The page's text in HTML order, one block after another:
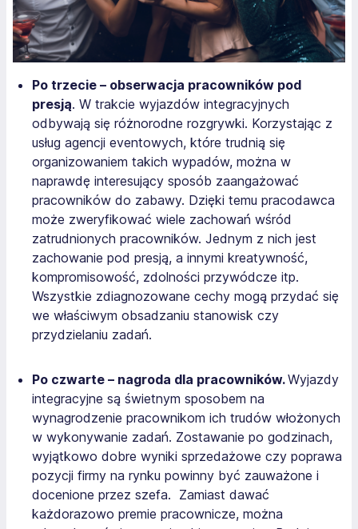
Po trzecie – obserwacja pracowników pod
presją. W trakcie wyjazdów integracyjnych
odbywają się różnorodne rozgrywki. Korzystając z
usług agencji eventowych, które trudnią się
organizowaniem takich wypadów, można w
naprawdę interesujący sposób zaangażować
pracowników do zabawy. Dzięki temu pracodawca
może zweryfikować wiele zachowań wśród
zatrudnionych pracowników. Jednym z nich jest
zachowanie pod presją, a innymi kreatywność,
kompromisowość, zdolności przywódcze itp.
Wszystkie zdiagnozowane cechy mogą przydać się
we właściwym obsadzaniu stanowisk czy
przydzielaniu zadań.
Po czwarte – nagroda dla pracowników.Wyjazdy
integracyjne są świetnym sposobem na
wynagrodzenie pracownikom ich trudów włożonych
w wykonywanie zadań. Zostawanie po godzinach,
wyjątkowo dobre wyniki sprzedażowe czy poprawa
pozycji firmy na rynku powinny być zauważone i
docenione przez szefa. Zamiast dawać
każdorazowo premie pracownicze, można